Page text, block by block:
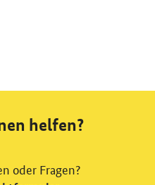
helfen?
oder Fragen?